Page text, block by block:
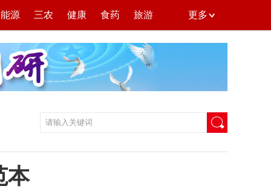
能源 三农 健康 食药 旅游 更多
本